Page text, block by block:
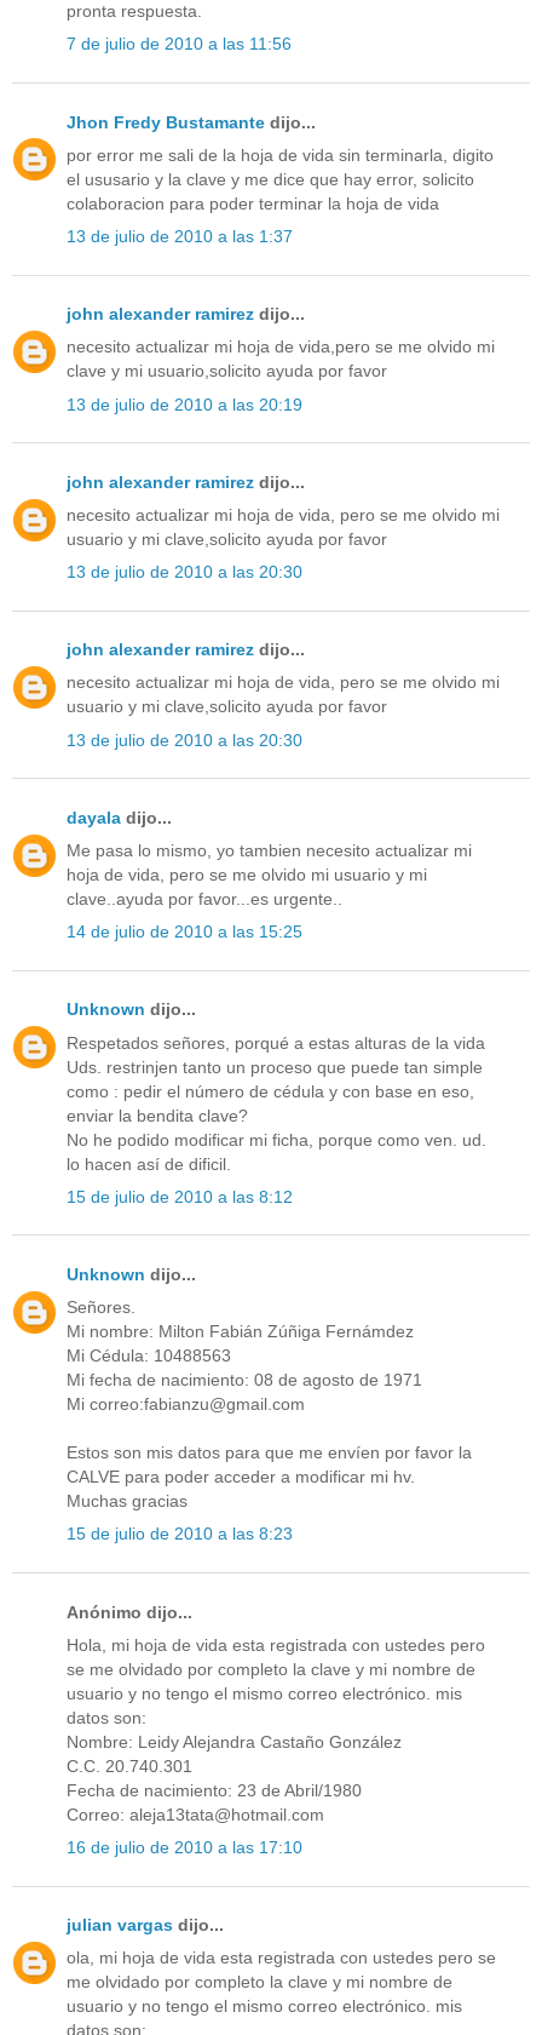
pronta respuesta.
7 de julio de 2010 a las 11:56
Jhon Fredy Bustamante dijo...
por error me sali de la hoja de vida sin terminarla, digito
el ususario y la clave y me dice que hay error, solicito
colaboracion para poder terminar la hoja de vida
13 de julio de 2010 a las 1:37
john alexander ramirez dijo...
necesito actualizar mi hoja de vida,pero se me olvido mi
clave y mi usuario,solicito ayuda por favor
13 de julio de 2010 a las 20:19
john alexander ramirez dijo...
necesito actualizar mi hoja de vida, pero se me olvido mi
usuario y mi clave,solicito ayuda por favor
13 de julio de 2010 a las 20:30
john alexander ramirez dijo...
necesito actualizar mi hoja de vida, pero se me olvido mi
usuario y mi clave,solicito ayuda por favor
13 de julio de 2010 a las 20:30
dayala dijo...
Me pasa lo mismo, yo tambien necesito actualizar mi
hoja de vida, pero se me olvido mi usuario y mi
clave..ayuda por favor...es urgente..
14 de julio de 2010 a las 15:25
Unknown dijo...
Respetados señores, porqué a estas alturas de la vida
Uds. restrinjen tanto un proceso que puede tan simple
como : pedir el número de cédula y con base en eso,
enviar la bendita clave?
No he podido modificar mi ficha, porque como ven. ud.
lo hacen así de dificil.
15 de julio de 2010 a las 8:12
Unknown dijo...
Señores.
Mi nombre: Milton Fabián Zúñiga Fernámdez
Mi Cédula: 10488563
Mi fecha de nacimiento: 08 de agosto de 1971
Mi correo:fabianzu@gmail.com
Estos son mis datos para que me envíen por favor la
CALVE para poder acceder a modificar mi hv.
Muchas gracias
15 de julio de 2010 a las 8:23
Anónimo dijo...
Hola, mi hoja de vida esta registrada con ustedes pero
se me olvidado por completo la clave y mi nombre de
usuario y no tengo el mismo correo electrónico. mis
datos son:
Nombre: Leidy Alejandra Castaño González
C.C. 20.740.301
Fecha de nacimiento: 23 de Abril/1980
Correo: aleja13tata@hotmail.com
16 de julio de 2010 a las 17:10
julian vargas dijo...
ola, mi hoja de vida esta registrada con ustedes pero se
me olvidado por completo la clave y mi nombre de
usuario y no tengo el mismo correo electrónico. mis
datos son: